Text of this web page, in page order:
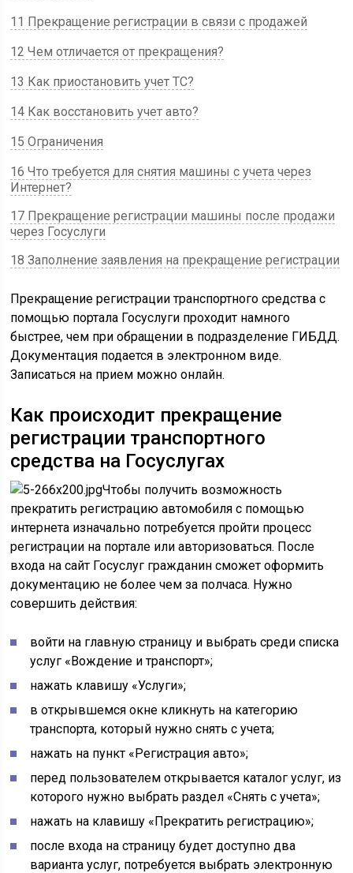
11 Прекращение регистрации в связи с продажей
12 Чем отличается от прекращения?
13 Как приостановить учет ТС?
14 Как восстановить учет авто?
15 Ограничения
16 Что требуется для снятия машины с учета через
Интернет?
17 Прекращение регистрации машины после продажи
через Госуслуги
18 Заполнение заявления на прекращение регистрации
Прекращение регистрации транспортного средства с
помощью портала Госуслуги проходит намного
быстрее, чем при обращении в подразделение ГИБДД.
Документация подается в электронном виде.
Записаться на прием можно онлайн.
Как происходит прекращение
регистрации транспортного
средства на Госуслугах
Чтобы получить возможность
прекратить регистрацию автомобиля с помощью
интернета изначально потребуется пройти процесс
регистрации на портале или авторизоваться. После
входа на сайт Госуслуг гражданин сможет оформить
документацию не более чем за полчаса. Нужно
совершить действия:
войти на главную страницу и выбрать среди списка
услуг «Вождение и транспорт»;
нажать клавишу «Услуги»;
в открывшемся окне кликнуть на категорию
транспорта, который нужно снять с учета;
нажать на пункт «Регистрация авто»;
перед пользователем открывается каталог услуг, из
которого нужно выбрать раздел «Снять с учета»;
нажать на клавишу «Прекратить регистрацию»;
после входа на страницу будет доступно два
варианта услуг, потребуется выбрать электронную